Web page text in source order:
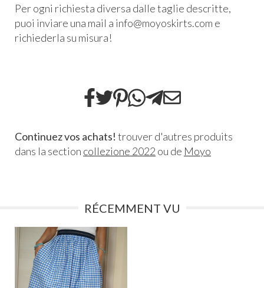
Per ogni richiesta diversa dalle taglie descritte,
puoi inviare una mail a info@moyoskirts.com e
richiederla su misura!
Continuez vos achats! trouver d'autres produits
dans la section collezione 2022 ou de Moyo
RÉCEMMENT VU